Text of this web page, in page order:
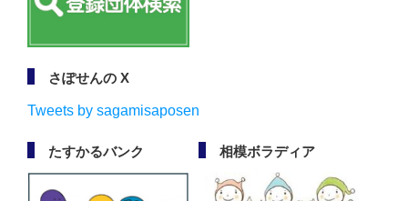
さぽせんの X
Tweets by sagamisaposen
たすかるバンク 相模ボラディア